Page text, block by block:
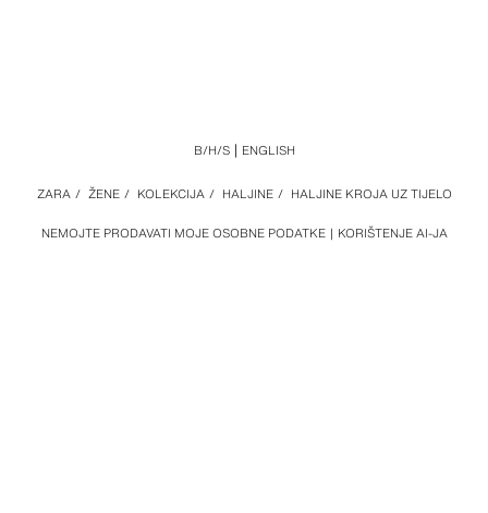
NEMOJTE PRODAVATI MOJE OSOBNE PODATKE KORIŠTENJE AI-JA
ZARA / ŽENE / KOLEKCIJA / HALJINE / HALJINE KROJA UZ TIJELO
B/H/S ENGLISH